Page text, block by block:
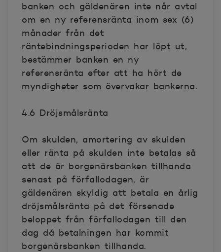
banken och gäldenären inte når avtal
om en ny referensränta inom sex (6)
månader från det
räntebindningsperioden har löpt ut,
bestämmer banken en ny
referensränta efter att ha hört de
myndigheter som övervakar bankerna.
4.6 Dröjsmålsränta
Om skulden, amortering av skulden
eller ränta på skulden inte betalas så
att de är borgenärsbanken tillhanda
senast på förfallodagen, är
gäldenären skyldig att betala en årlig
dröjsmålsränta på det försenade
beloppet från förfallodagen till den
dag då betalningen har kommit
borgenärsbanken tillhanda.